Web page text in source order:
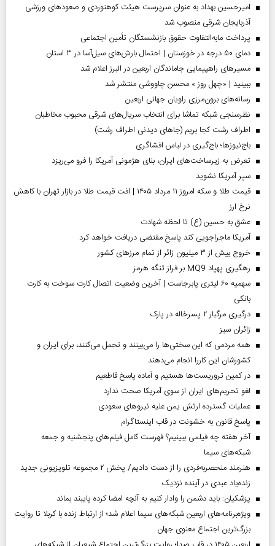
امیرحسین بهداد به عنوان سرپرست هیئت کوهنوردی و صعودهای ورزشی
آذربایجان شرقی منصوب شد
پرداخت مابه‌التفاوت حقوق بازنشستگان تأمین اجتماعی
دمای ۵۰ درجه در خوزستان | احتمال بارش‌های سیل‌آسا در ۳ استان
مسیر‌های راهپیمایی جاماندگان اربعین در البرز اعلام شد
ببینید | «چهل روز » محسن چاووشی منتشر شد
رسانه‌های برون‌مرزی راویان جهانی اربعین
نظرسنجی شبکه تماشا برای انتخاب سریال‌های شرقی محبوب مخاطبان
اطراف رشت کجا بریم (جاهای دیدنی اطراف رشت)
باج‌نیوزها؛ باج‌گیری در لباس افشاگری
تعرض به زیرساخت‌های ایران، بنای هژمونی آمریکا را فرو می‌ریزد
سپر آمریکا نشوید
قیمت طلا و سکه امروز ۱۱ مرداد ۱۴۰۵ | افت قیمت طلا در بازار تهران با کاهش
نرخ ارز
عشق به حسین (ع) تا لحظه شهادت
آمریکا ماجراجویی کند پاسخ مقتضی دریافت خواهد کرد
خروج بیش از ۳ میلیون زائر از تمام مرز‌های کشور
رهگیری پهپاد MQ9 بر فراز تنگه هرمز
سهمیه ۶۰ لیتری پابرجاست | آخرین وضعیت اتصال کارت سوخت به کارت
بانکی
درگیری مرگبار ۲ پسرخاله در پارک
‌زائران سبز
همه مردمی که این سختی‌ها را می‌بینند و تحمل می‌کنند، برای ایران و
کشورشان این کاررا انجام می‌دهند
در کمین تروریست‌ها هستیم و آماده پاسخ قاطعیم
لغو تحریم‌های ایران از سوی آمریکا صحت ندارد
عملیات گسترده ارتش یمن علیه نیروهای سعودی
پاسخ قانون به خشونت در قاب اینستاگرام
آخر هفته چه فیلمی ببینیم؟ فهرست کامل فیلم‌های پنجشنبه و جمعه
شبکه‌های سیما
هنرمند منحصر‌به‌فردی را از دست دادیم/ پخش ۲ مجموعه تلویزیونی جدید
زنده‌یاد عبدی در آینده نزدیک
پزشکیان: باید دشمن را وادار کنیم به آنچه امضا کرده پایبند بماند
ویژه‌برنامه‌های اربعین شبکه‌های سیما اعلام شد؛ از ارتباط زنده با کربلا تا روایت
بزرگ‌ترین اجتماع معنوی جهان